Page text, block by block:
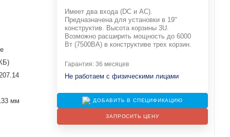
мм
Имеет два входа (DC и АС).
Предназначена для установки в 19"
конструктив. Высота корзины 3U.
Возможно расширить мощность до 6000
Вт (7500ВА) в конструктиве трех корзин.
Гарантия: 36 месяцев
Не работаем с физическими лицами
ДОБАВИТЬ В СПЕЦИФИКАЦИЮ
ЗАПРОСИТЬ ЦЕНУ